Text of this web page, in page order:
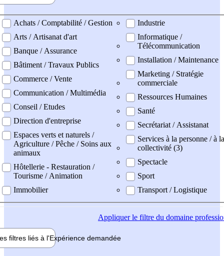
professionel
Achats / Comptabilité / Gestion
Arts / Artisanat d'art
Banque / Assurance
Bâtiment / Travaux Publics
Commerce / Vente
Communication / Multimédia
Conseil / Etudes
Direction d'entreprise
Espaces verts et naturels /
Agriculture / Pêche / Soins aux
animaux
Hôtellerie - Restauration /
Tourisme / Animation
Immobilier
Industrie
Informatique /
Télécommunication
Installation / Maintenance
Marketing / Stratégie
commerciale
Ressources Humaines
Santé
Secrétariat / Assistanat
Services à la personne / à la
collectivité (3)
Spectacle
Sport
Transport / Logistique
Appliquerle filtre du domaine
filtres liés à l'Expérience demandée